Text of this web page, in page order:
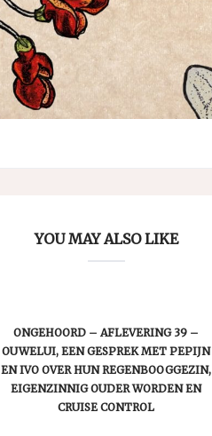
YOU MAY ALSO LIKE
ONGEHOORD – AFLEVERING 39 –
OUWELUI, EEN GESPREK MET PEPIJN
EN IVO OVER HUN REGENBOOGGEZIN,
EIGENZINNIG OUDER WORDEN EN
CRUISE CONTROL